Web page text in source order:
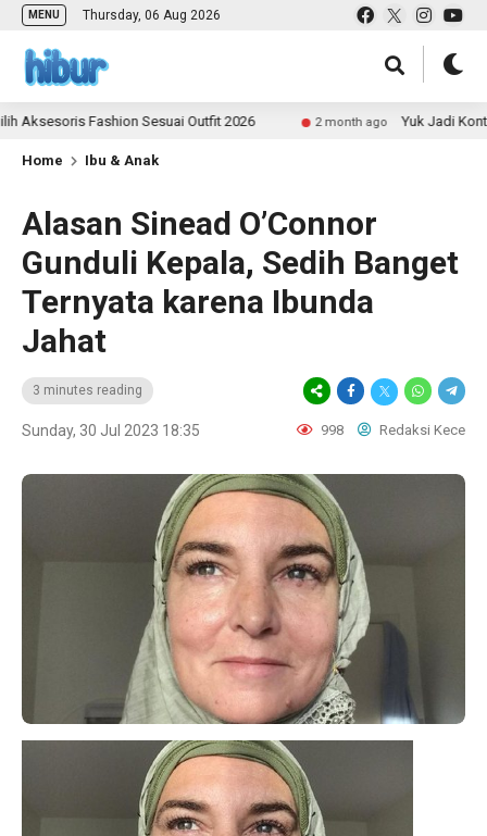
MENU Thursday, 06 Aug 2026
Fashion Sesuai Outfit 2026 2 month ago Yuk Jadi Kontributor
Home Ibu & Anak
Alasan Sinead O’Connor
Gunduli Kepala, Sedih Banget
Ternyata karena Ibunda
Jahat
3 minutes reading
Sunday, 30 Jul 2023 18:35 998 Redaksi Kece